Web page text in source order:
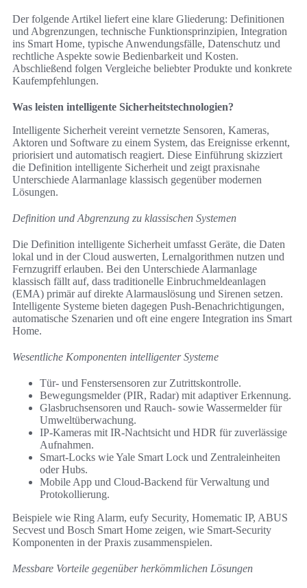
Der folgende Artikel liefert eine klare Gliederung: Definitionen
und Abgrenzungen, technische Funktionsprinzipien, Integration
ins Smart Home, typische Anwendungsfälle, Datenschutz und
rechtliche Aspekte sowie Bedienbarkeit und Kosten.
Abschließend folgen Vergleiche beliebter Produkte und konkrete
Kaufempfehlungen.
Was leisten intelligente Sicherheitstechnologien?
Intelligente Sicherheit vereint vernetzte Sensoren, Kameras,
Aktoren und Software zu einem System, das Ereignisse erkennt,
priorisiert und automatisch reagiert. Diese Einführung skizziert
die Definition intelligente Sicherheit und zeigt praxisnahe
Unterschiede Alarmanlage klassisch gegenüber modernen
Lösungen.
Definition und Abgrenzung zu klassischen Systemen
Die Definition intelligente Sicherheit umfasst Geräte, die Daten
lokal und in der Cloud auswerten, Lernalgorithmen nutzen und
Fernzugriff erlauben. Bei den Unterschiede Alarmanlage
klassisch fällt auf, dass traditionelle Einbruchmeldeanlagen
(EMA) primär auf direkte Alarmauslösung und Sirenen setzen.
Intelligente Systeme bieten dagegen Push-Benachrichtigungen,
automatische Szenarien und oft eine engere Integration ins Smart
Home.
Wesentliche Komponenten intelligenter Systeme
Tür- und Fenstersensoren zur Zutrittskontrolle.
Bewegungsmelder (PIR, Radar) mit adaptiver Erkennung.
Glasbruchsensoren und Rauch- sowie Wassermelder für
Umweltüberwachung.
IP-Kameras mit IR-Nachtsicht und HDR für zuverlässige
Aufnahmen.
Smart-Locks wie Yale Smart Lock und Zentraleinheiten
oder Hubs.
Mobile App und Cloud-Backend für Verwaltung und
Protokollierung.
Beispiele wie Ring Alarm, eufy Security, Homematic IP, ABUS
Secvest und Bosch Smart Home zeigen, wie Smart-Security
Komponenten in der Praxis zusammenspielen.
Messbare Vorteile gegenüber herkömmlichen Lösungen